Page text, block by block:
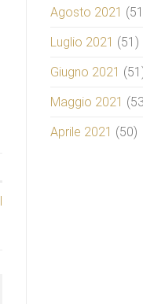
Agosto 2021
Luglio 2021 (51)
Giugno 2021
Maggio 2021
Aprile 2021 (50)